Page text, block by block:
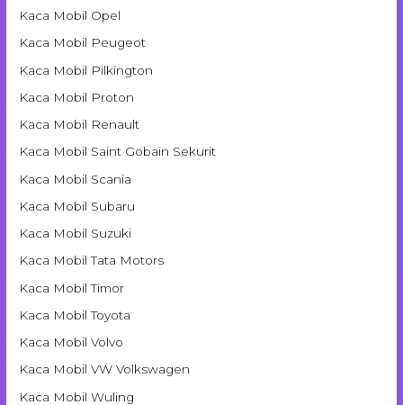
Kaca Mobil Opel
Kaca Mobil Peugeot
Kaca Mobil Pilkington
Kaca Mobil Proton
Kaca Mobil Renault
Kaca Mobil Saint Gobain Sekurit
Kaca Mobil Scania
Kaca Mobil Subaru
Kaca Mobil Suzuki
Kaca Mobil Tata Motors
Kaca Mobil Timor
Kaca Mobil Toyota
Kaca Mobil Volvo
Kaca Mobil VW Volkswagen
Kaca Mobil Wuling